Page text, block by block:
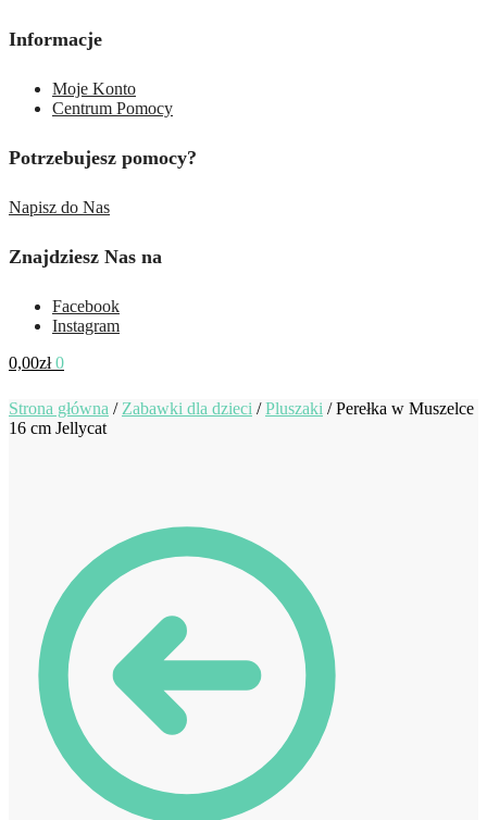
Informacje
Moje Konto
Centrum Pomocy
Potrzebujesz pomocy?
Napisz do Nas
Znajdziesz Nas na
Facebook
Instagram
0,00zł 0
Strona główna / Zabawki dla dzieci /Pluszaki /Perełka w Muszelce
16 cm Jellycat